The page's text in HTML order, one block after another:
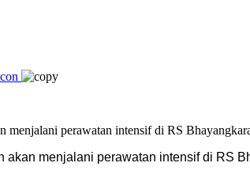
menjalani perawatan intensif di RS